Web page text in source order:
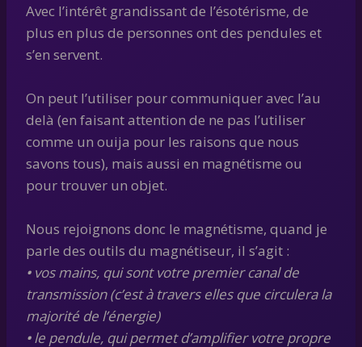
Avec l’intérêt grandissant de l’ésotérisme, de
plus en plus de personnes ont des pendules et
s’en servent.
On peut l’utiliser pour communiquer avec l’au
delà (en faisant attention de ne pas l’utiliser
comme un ouija pour les raisons que nous
savons tous), mais aussi en magnétisme ou
pour trouver un objet.
Nous rejoignons donc le magnétisme, quand je
parle des outils du magnétiseur, il s’agit :
• vos mains, qui sont votre premier canal de
transmission (c’est à travers elles que circulera la
majorité de l’énergie)
•le pendule, qui permet d’amplifier votre propre